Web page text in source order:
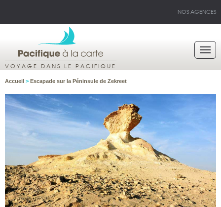
NOS AGENCES
VOYAGE DANS LE PACIFIQUE
Accueil > Escapade sur la Péninsule de Zekreet